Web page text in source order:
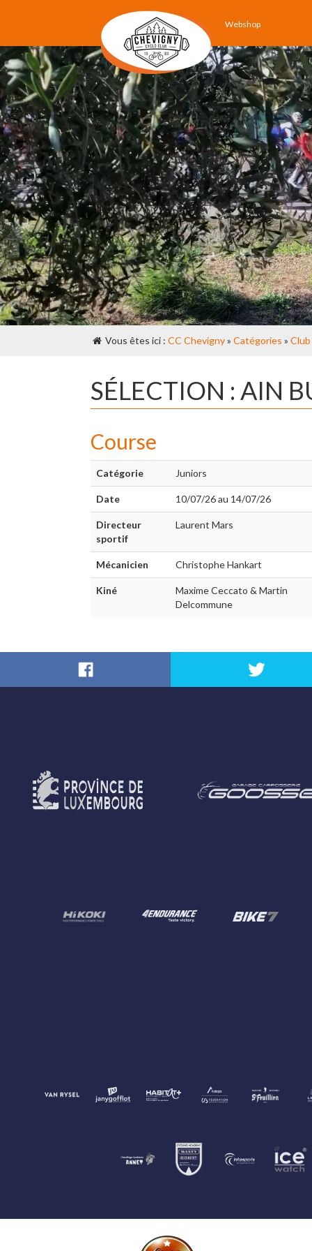
Webshop
Vous êtes ici : CC Chevigny» Catégories » Club
SÉLECTION : AIN
Course
Catégorie Juniors
Date 10/07/26 au 14/07/26
Directeur
sportif
Laurent Mars
Mécanicien Christophe Hankart
Kiné
Maxime Ceccato & Martin
Delcommune